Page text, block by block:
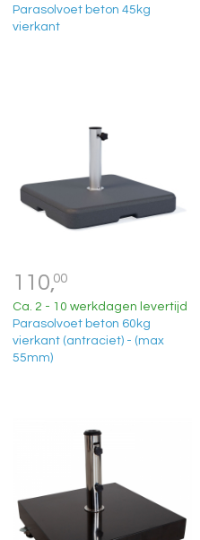
Parasolvoet beton 45kg
vierkant
110,00
Ca. 2 - 10 werkdagen levertijd
Parasolvoet beton 60kg
vierkant (antraciet) - (max
55mm)